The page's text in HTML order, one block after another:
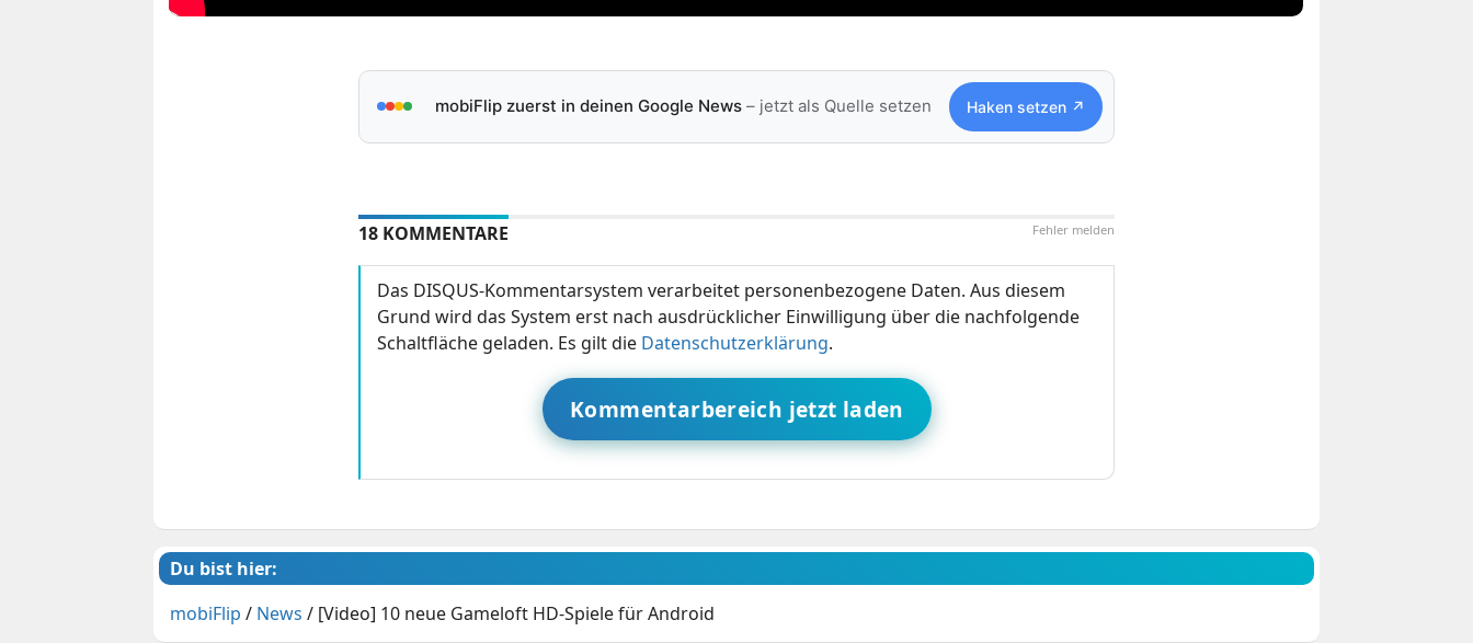
mobiFlip zuerst in deinen Google News– jetzt als Quelle setzen Haken setzen ↗
Fehler melden
18 KOMMENTARE
Das DISQUS-Kommentarsystem verarbeitet personenbezogene Daten. Aus diesem
Grund wird das System erst nach ausdrücklicher Einwilligung über die nachfolgende
Schaltfläche geladen. Es gilt die Datenschutzerklärung.
Kommentarbereich jetzt laden
Du bist hier:
mobiFlip / News / [Video] 10 neue Gameloft HD-Spiele für Android